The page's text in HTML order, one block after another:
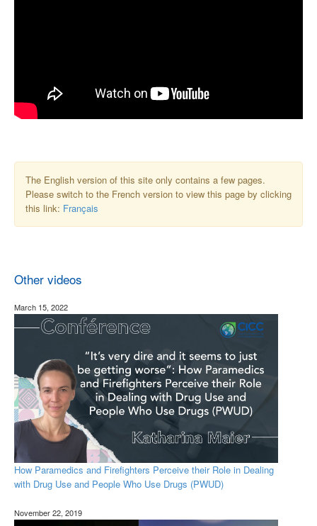
The English version of this site only contains a few pages.
Please switch to the French version to view this page by clicking
this link: Français
Other videos
March 15, 2022
How Paramedics and Firefighters Perceive their Role in Dealing
with Drug Use and People Who Use Drugs (PWUD)
November 22, 2019